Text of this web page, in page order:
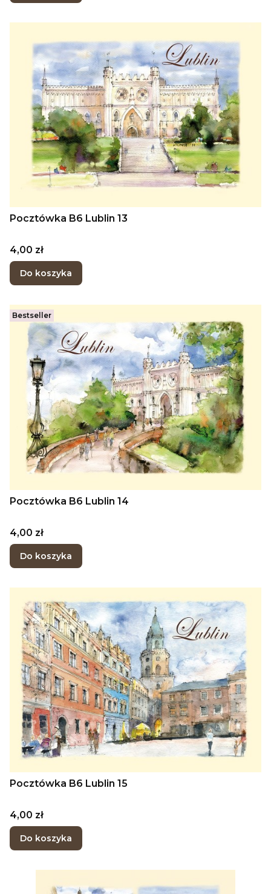
Pocztówka B6 Lublin 13
Cena
4,00 zł
Do koszyka
Bestseller
Pocztówka B6 Lublin 14
Cena
4,00 zł
Do koszyka
Pocztówka B6 Lublin 15
Cena
4,00 zł
Do koszyka